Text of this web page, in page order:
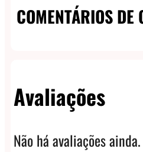
COMENTÁRIOS DE
Avaliações
Não há avaliações ainda.